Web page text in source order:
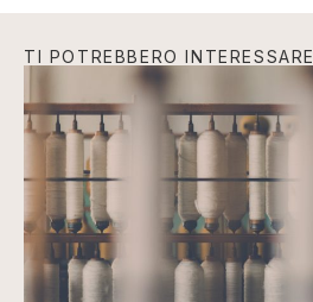
TI POTREBBERO INTERESSARE